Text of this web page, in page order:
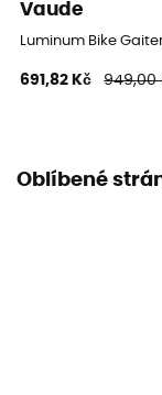
Vaude
Luminum Bike
691,82 Kč 949,00
Oblíbené